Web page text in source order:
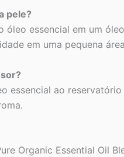
pele?
óleo essencial em um
em uma pequena
essencial ao
Organic Essential Oil